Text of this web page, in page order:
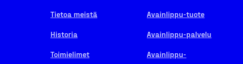
Tietoa meistä
Historia
Toimielimet
Avainlippu-tuote
Avainlippu-palvelu
Avainlippu-